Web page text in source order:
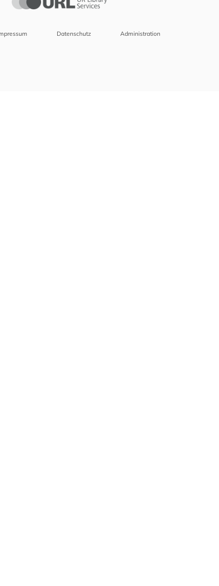
Datenschutz Administration